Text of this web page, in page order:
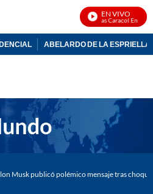
EN VIVO
Noticias Caracol En Vivo
ABELARDO DE LA ESPRIELLA
Musk publicó polémico mensaje tras